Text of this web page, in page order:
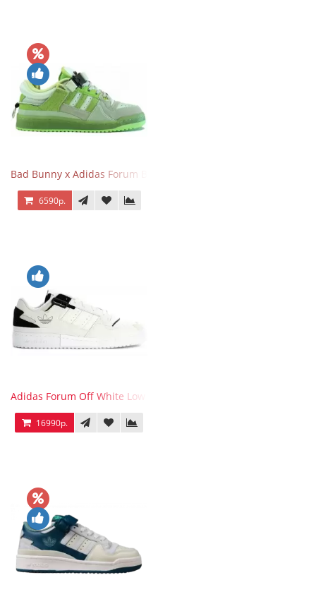
Bad Bunny x Adidas Forum Buckle Low Fluorescent Green
6590р.
Adidas Forum Off White Low White Black
16990р.